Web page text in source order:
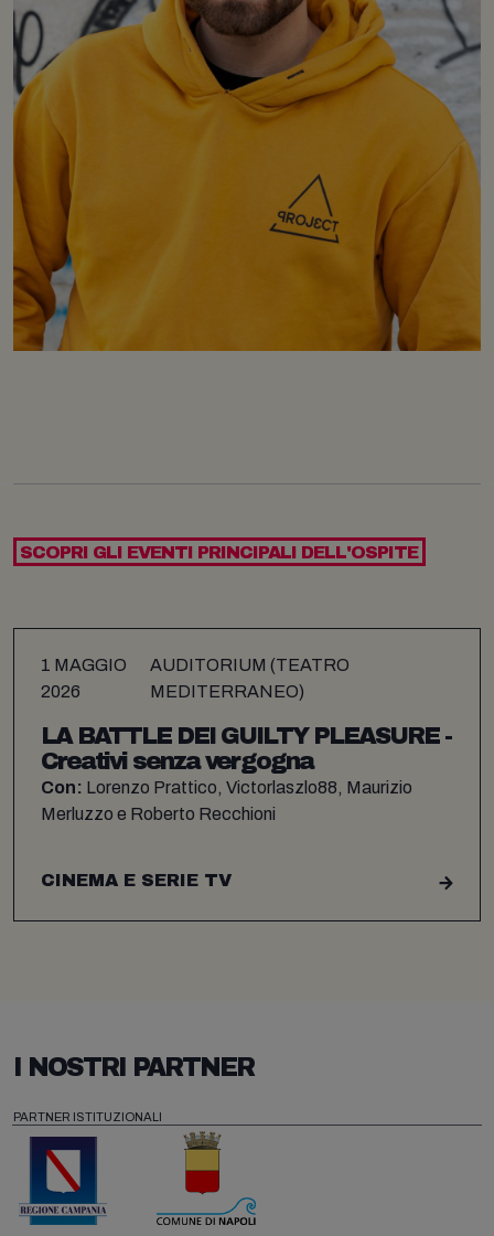
SCOPRI GLI EVENTI PRINCIPALI DELL'OSPITE
1 MAGGIO
2026
AUDITORIUM (TEATRO
MEDITERRANEO)
LA BATTLE DEI GUILTY PLEASURE -
Creativi senza vergogna
Con: Lorenzo Prattico, Victorlaszlo88, Maurizio
Merluzzo e Roberto Recchioni
CINEMA E SERIE TV
I NOSTRI PARTNER
PARTNER ISTITUZIONALI